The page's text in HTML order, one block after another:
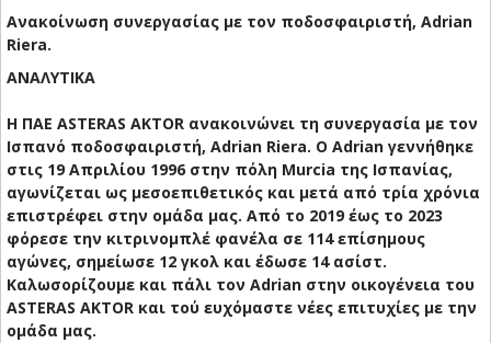
Ανακοίνωση συνεργασίας με τον ποδοσφαιριστή, Adrian
Riera.
ΑΝΑΛΥΤΙΚΑ
Η ΠΑΕ ASTERAS AKTOR ανακοινώνει τη συνεργασία με τον
Ισπανό ποδοσφαιριστή, Adrian Riera. Ο Adrian γεννήθηκε
στις 19 Απριλίου 1996 στην πόλη Murcia της Ισπανίας,
αγωνίζεται ως μεσοεπιθετικός και μετά από τρία χρόνια
επιστρέφει στην ομάδα μας. Από το 2019 έως το 2023
φόρεσε την κιτρινομπλέ φανέλα σε 114 επίσημους
αγώνες, σημείωσε 12 γκολ και έδωσε 14 ασίστ.
Καλωσορίζουμε και πάλι τον Adrian στην οικογένεια του
ASTERAS AKTOR και τού ευχόμαστε νέες επιτυχίες με την
ομάδα μας.